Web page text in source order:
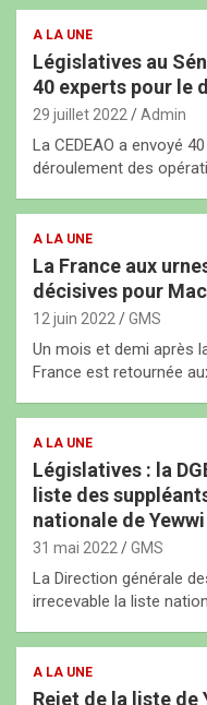
A LA UNE
Législatives au
40 experts pour le
29 juillet 2022 Admin
La CEDEAO a envoyé
déroulement des
A LA UNE
La France aux
décisives pour
12 juin 2022 GMS
Un mois et demi après
France est retournée
A LA UNE
Législatives : la
liste des
nationale de Yewwi
31 mai 2022 GMS
La Direction générale
irrecevable la liste
A LA UNE
Rejet de la liste de